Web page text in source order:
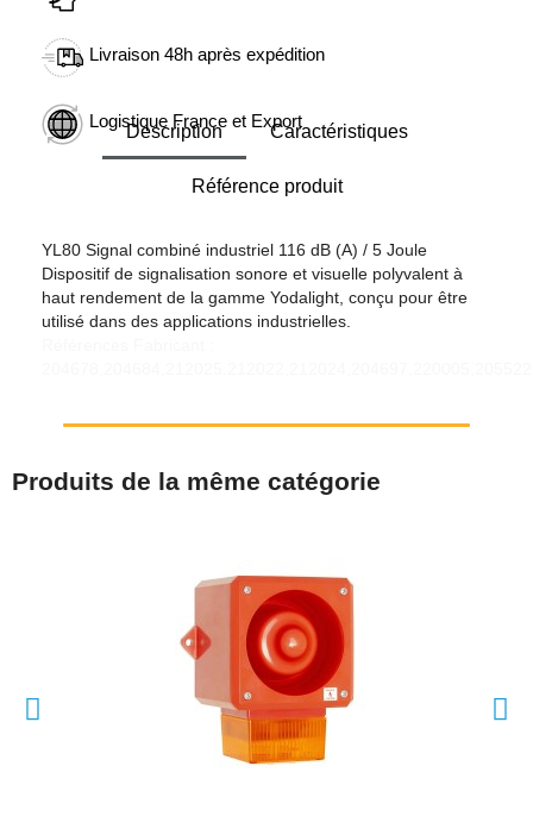
Livraison 48h après expédition
Logistique France et Export
Description Caractéristiques
Référence produit
YL80 Signal combiné industriel 116 dB (A) / 5 Joule
Dispositif de signalisation sonore et visuelle polyvalent à
haut rendement de la gamme Yodalight, conçu pour être
utilisé dans des applications industrielles.
Produits de la même catégorie